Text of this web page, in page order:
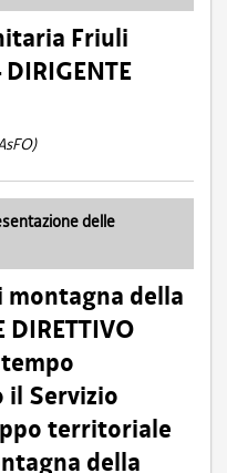
Friuli
delle
montagna della
DIRETTIVO
tempo
il Servizio
territoriale
della